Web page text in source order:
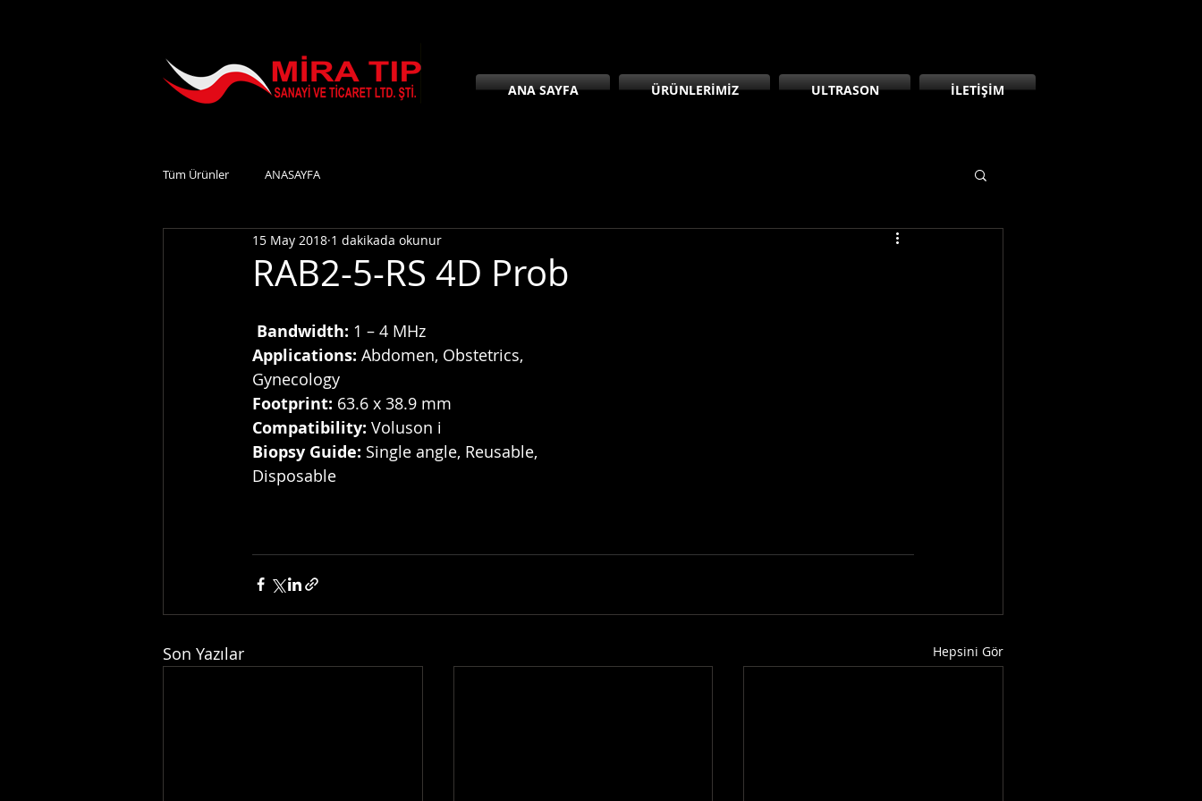
ANA SAYFA ÜRÜNLERİMİZ ULTRASON İLETİŞİM
Tüm Ürünler ANASAYFA
RAB2-5-RS 4D Prob
15 May 2018 1 dakikada okunur
Bandwidth: 1 – 4 MHz
Applications: Abdomen, Obstetrics,
Gynecology
Footprint: 63.6 x 38.9 mm
Compatibility: Voluson i
Biopsy Guide: Single angle, Reusable,
Disposable
Son Yazılar Hepsini Gör